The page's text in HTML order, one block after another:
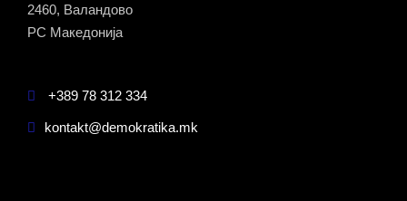
2460, Валандово
РС Македонија
+389 78 312 334
kontakt@demokratika.mk